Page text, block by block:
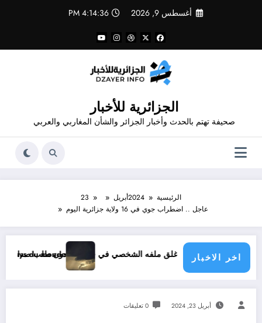
أغسطس 9, 2026 4:14:36 PM
الجزائرية للأخبار
صحيفة تهتم بالحدث وأخبار الجزائر والشأن المغاربي والعربي
الرئيسية 2024أبريل
23
عاجل .. اضطراب جوي في 16 ولاية جزائرية اليوم
اخر الاخبار
الشخصي في فيسبوك دون طلب صداقة .. الاطلاع على محتوى صفحة شخص اغلق ملفه الشخصي في فيسبوك دون طلب صداقة
les pays du monde
أبريل 23, 2024 0 تعليقات